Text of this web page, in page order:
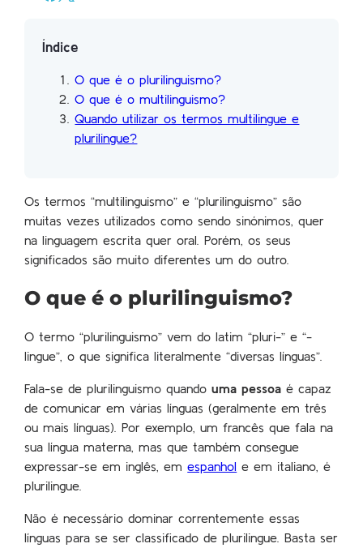
Os termos “multilinguismo” e “plurilinguismo” são
muitas vezes utilizados como sendo sinónimos, quer
na linguagem escrita quer oral. Porém, os seus
significados são muito diferentes um do outro.
O que é o plurilinguismo?
O termo “plurilinguismo” vem do latim “pluri-” e “-
lingue”, o que significa literalmente “diversas línguas”.
Fala-se de plurilinguismo quandouma pessoa é capaz
de comunicar em várias línguas (geralmente em três
ou mais línguas). Por exemplo, um francês que fala na
sua língua materna, mas que também consegue
expressar-se em inglês, emespanhol e em italiano, é
plurilingue.
Não é necessário dominar correntemente essas
línguas para se ser classificado de plurilingue. Basta ser
Índice
O que é o plurilinguismo?
O que é o multilinguismo?
Quando utilizar os termos multilingue e
plurilingue?